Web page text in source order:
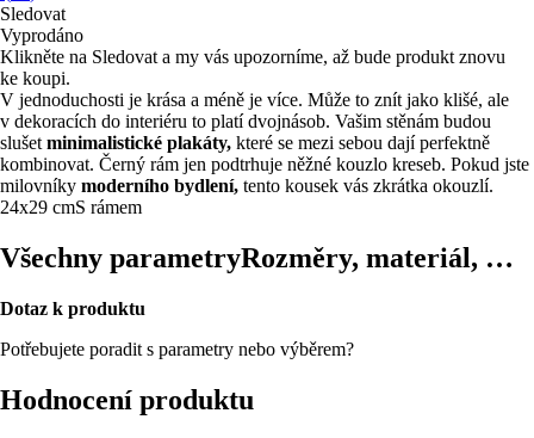
Sledovat
Vyprodáno
Klikněte na Sledovat a my vás upozorníme, až bude produkt znovu
ke koupi.
V jednoduchosti je krása a méně je více. Může to znít jako klišé, ale
v dekoracích do interiéru to platí dvojnásob. Vašim stěnám budou
slušet minimalistické plakáty, které se mezi sebou dají perfektně
kombinovat. Černý rám jen podtrhuje něžné kouzlo kreseb. Pokud jste
milovníky moderního bydlení, tento kousek vás zkrátka okouzlí.
24x29 cmS rámem
Všechny parametryRozměry, materiál, …
Dotaz k produktu
Potřebujete poradit s parametry nebo výběrem?
Hodnocení produktu